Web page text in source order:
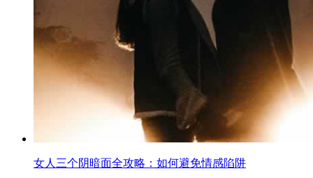
女人三个阴暗面全攻略：如何避免情感陷阱